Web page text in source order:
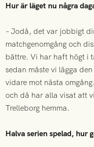
Hur är läget nu några
– Jodå, det var jobbigt
matchgenomgång och
bättre. Vi har haft högt i
sedan måste vi lägga
vidare mot nästa
och då har alla visat att
Trelleborg hemma.
Halva serien spelad, hur